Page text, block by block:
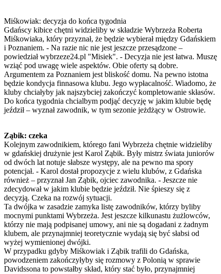
Miśkowiak: decyzja do końca tygodnia
Gdańscy kibice chętni widzieliby w składzie Wybrzeża Roberta
Miśkowiaka, który przyznał, że będzie wybierał między Gdańskiem
i Poznaniem. - Na razie nic nie jest jeszcze przesądzone –
powiedział wybrzeze24.pl "Misiek". - Decyzja nie jest łatwa. Muszę
wziąć pod uwagę wiele aspektów. Obie oferty są dobre.
Argumentem za Poznaniem jest bliskość domu. Na pewno istotna
będzie kondycja finnasowa klubu. Jego wypłacalność. Wiadomo, że
kluby chciałyby jak najszybciej zakończyć kompletowanie skłasów.
Do końca tygodnia chcialbym podjąć decyzję w jakim klubie będę
jeździł – wyznał zawodnik, w tym sezonie jeżdżący w Ostrowie.
Ząbik: czeka
Kolejnym zawodnikiem, którego fani Wybrzeża chętnie widzieliby
w gdańskiej drużynie jest Karol Ząbik. Były mistrz świata juniorów
od dwóch lat notuje słabsze występy, ale na pewno ma spory
potencjał. - Karol dostał propozycje z wielu klubów, z Gdańska
również – przyznał Jan Ząbik, ojciec zawodnika. - Jeszcze nie
zdecydował w jakim klubie będzie jeździł. Nie śpieszy się z
decyzją. Czeka na rozwój sytuacji.
Ta dwójka w zasadzie zamyka listę zawodników, którzy byliby
mocnymi punktami Wybrzeża. Jest jeszcze kilkunastu żużlowców,
którzy nie mają podpisanej umowy, ani nie są dogadani z żadnym
klubem, ale przynajmniej teoretycznie wydają się być słabsi od
wyżej wymienionej dwójki.
W przypadku gdyby Miśkowiak i Ząbik trafili do Gdańska,
powodzeniem zakończyłyby się rozmowy z Polonią w sprawie
Davidssona to powstałby skład, który stać było, przynajmniej